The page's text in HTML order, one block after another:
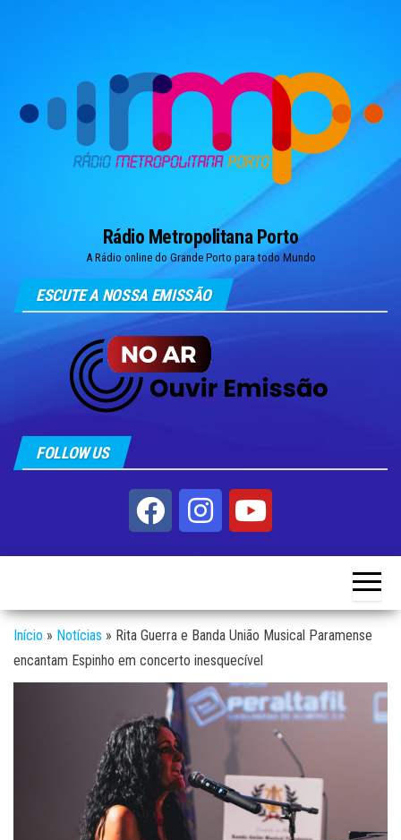
Rádio Metropolitana Porto
A Rádio online do Grande Porto para todo Mundo
ESCUTE A NOSSA EMISSÃO
FOLLOW US
Início » Notícias » Rita Guerra e Banda União Musical Paramense
encantam Espinho em concerto inesquecível